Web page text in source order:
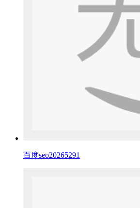
百度seo20265291